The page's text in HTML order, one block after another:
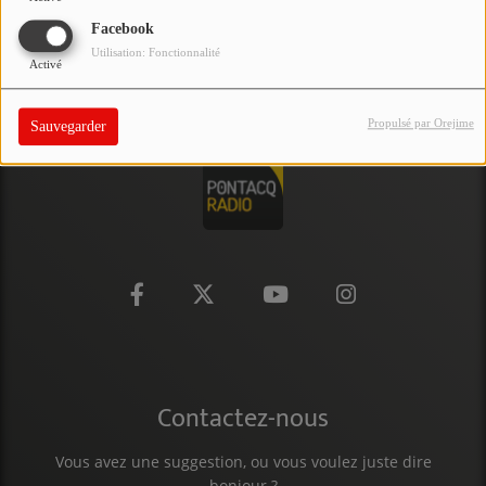
Facebook
Activé
Utilisation: Fonctionnalité
Sauvegarder Propulsé par Orejime
PARTICIPEZ
JEUX CONCOURS
RECRUTEMENT
VENEZ DANS LE PUBLIC !
Contactez-nous
Vous avez une suggestion, ou vous voulez juste dire